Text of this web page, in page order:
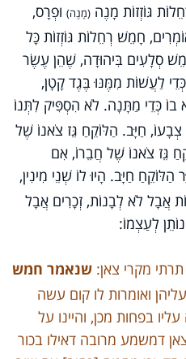
גּוֹזְזוֹת מָנֶה (מָנֶה) וּפְרָס,
חָמֵשׁ רְחֵלוֹת גּוֹזְזוֹת כָּל
סְלָעִים בִּיהוּדָה, שֶׁהֵן עֶשֶׂר
לַעֲשׁוֹת מִמֶּנּוּ בֶּגֶד קָטָן,
בוֹ כְּדֵי מַתָּנָה. לֹא הִסְפִּיק לִתְּנוֹ
חַיָּב. הַלּוֹקֵחַ גֵּז צֹאנוֹ שֶׁל
גֵּז צֹאנוֹ שֶׁל חֲבֵרוֹ, אִם
חַיָּב. הָיוּ לוֹ שְׁנֵי מִינִין,
אֲבָל לֹא לְבָנוֹת, זְכָרִים אֲבָל
לְעַצְמוֹ:
מקרי צאן: שנאמר חמש
ואומרות לו קום עשה
בפחות מכן, והיינו על
דמשמע מרובה דאילו בכור